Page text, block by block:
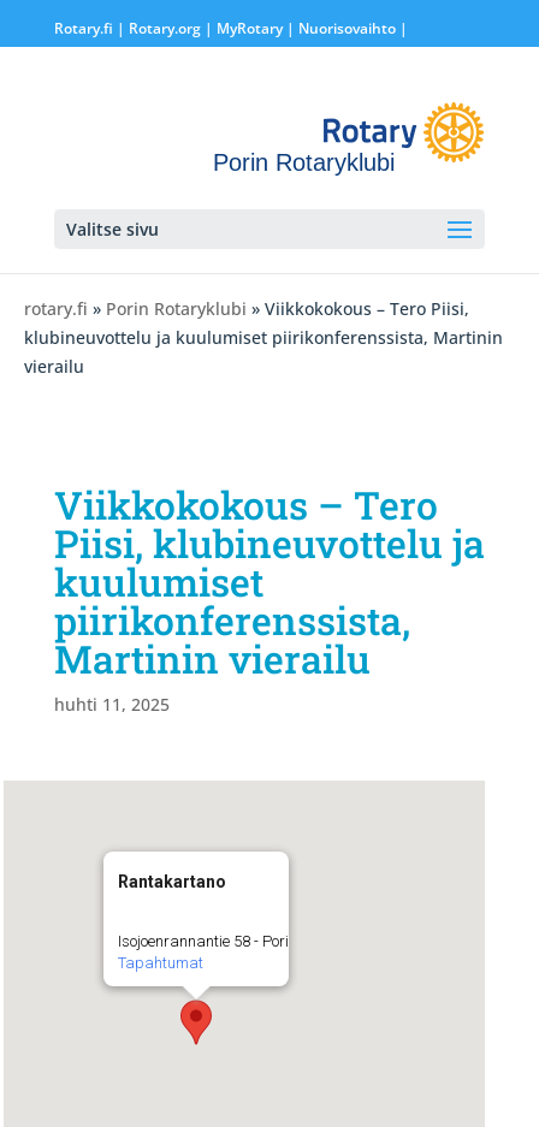
Rotary.fi | Rotary.org| MyRotary | Nuorisovaihto|
Porin Rotaryklubi
Valitse sivu
rotary.fi » Porin Rotaryklubi » Viikkokokous – Tero Piisi,
klubineuvottelu ja kuulumiset piirikonferenssista, Martinin
vierailu
Viikkokokous – Tero
Piisi, klubineuvottelu ja
kuulumiset
piirikonferenssista,
Martinin vierailu
huhti 11, 2025
Rantakartano
Isojoenrannantie 58 - Pori
Tapahtumat